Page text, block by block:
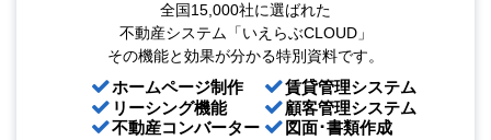
全国15,000社に選ばれた
不動産システム「いえらぶCLOUD」
その機能と効果が分かる特別資料です。
ホームページ制作
リーシング機能
不動産コンバーター
賃貸管理システム
顧客管理システム
図面･書類作成